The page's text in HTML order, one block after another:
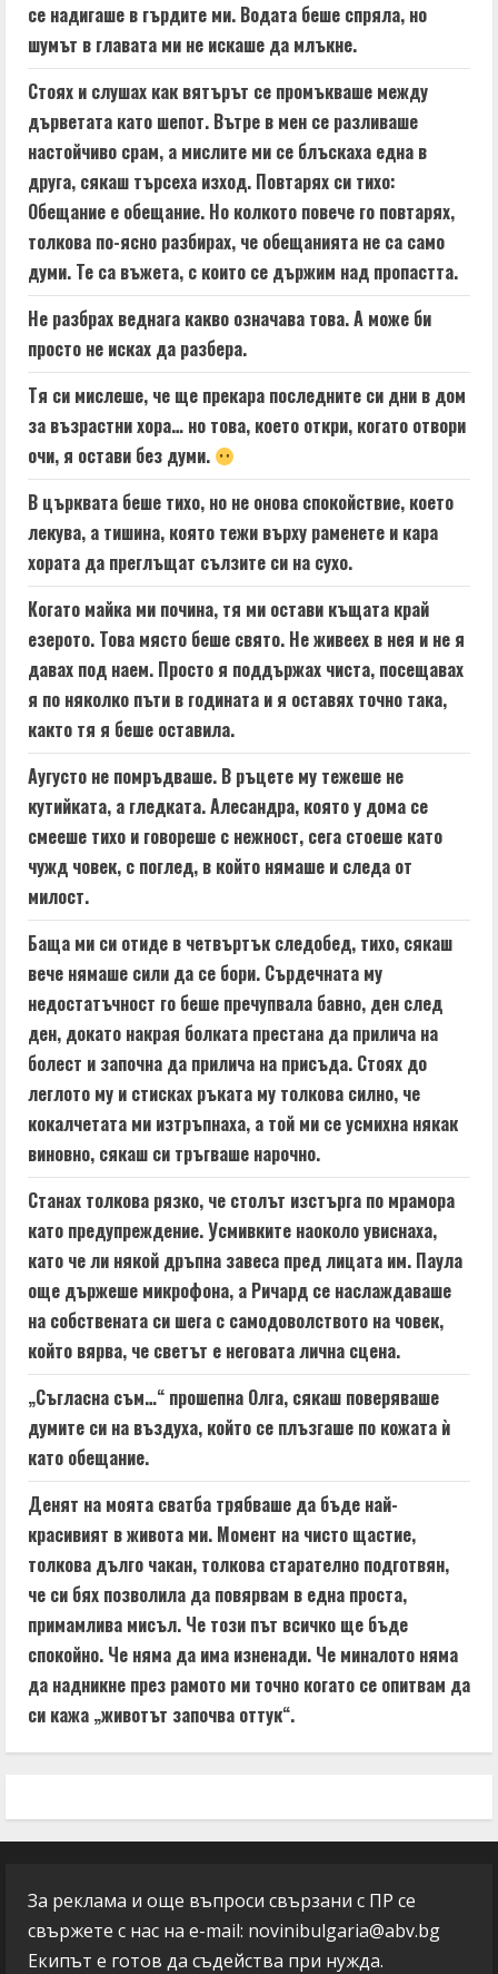
се надигаше в гърдите ми. Водата беше спряла, но
шумът в главата ми не искаше да млъкне.
Стоях и слушах как вятърът се промъкваше между
дърветата като шепот. Вътре в мен се разливаше
настойчиво срам, а мислите ми се блъскаха една в
друга, сякаш търсеха изход. Повтарях си тихо:
Обещание е обещание. Но колкото повече го повтарях,
толкова по-ясно разбирах, че обещанията не са само
думи. Те са въжета, с които се държим над пропастта.
Не разбрах веднага какво означава това. А може би
просто не исках да разбера.
Тя си мислеше, че ще прекара последните си дни в дом
за възрастни хора… но това, което откри, когато отвори
очи, я остави без думи.
В църквата беше тихо, но не онова спокойствие, което
лекува, а тишина, която тежи върху раменете и кара
хората да преглъщат сълзите си на сухо.
Когато майка ми почина, тя ми остави къщата край
езерото. Това място беше свято. Не живеех в нея и не я
давах под наем. Просто я поддържах чиста, посещавах
я по няколко пъти в годината и я оставях точно така,
както тя я беше оставила.
Аугусто не помръдваше. В ръцете му тежеше не
кутийката, а гледката. Алесандра, която у дома се
смееше тихо и говореше с нежност, сега стоеше като
чужд човек, с поглед, в който нямаше и следа от
милост.
Баща ми си отиде в четвъртък следобед, тихо, сякаш
вече нямаше сили да се бори. Сърдечната му
недостатъчност го беше пречупвала бавно, ден след
ден, докато накрая болката престана да прилича на
болест и започна да прилича на присъда. Стоях до
леглото му и стисках ръката му толкова силно, че
кокалчетата ми изтръпнаха, а той ми се усмихна някак
виновно, сякаш си тръгваше нарочно.
Станах толкова рязко, че столът изстърга по мрамора
като предупреждение. Усмивките наоколо увиснаха,
като че ли някой дръпна завеса пред лицата им. Паула
още държеше микрофона, а Ричард се наслаждаваше
на собствената си шега с самодоволството на човек,
който вярва, че светът е неговата лична сцена.
„Съгласна съм…“ прошепна Олга, сякаш поверяваше
думите си на въздуха, който се плъзгаше по кожата ѝ
като обещание.
Денят на моята сватба трябваше да бъде най-
красивият в живота ми. Момент на чисто щастие,
толкова дълго чакан, толкова старателно подготвян,
че си бях позволила да повярвам в една проста,
примамлива мисъл. Че този път всичко ще бъде
спокойно. Че няма да има изненади. Че миналото няма
да надникне през рамото ми точно когато се опитвам да
си кажа „животът започва оттук“.
За реклама и още въпроси свързани с ПР се
свържете с нас на e-mail: novinibulgaria@abv.bg
Екипът е готов да съдейства при нужда.